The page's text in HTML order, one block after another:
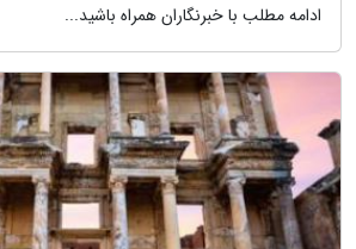
ادامه مطلب با خبرنگاران همراه باشید...